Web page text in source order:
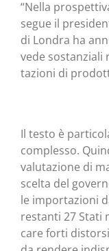
“Nel­la
se­gue il
di Lon­dra ha
ve­de
ta­zio­ni di
Il testo è
com­ples­so.
valu­ta­zio­ne di
scel­ta del
le impor­ta­zio­ni
restan­ti 27 Sta­ti
ca­re for­ti